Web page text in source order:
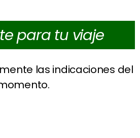
para tu viaje
las indicaciones del